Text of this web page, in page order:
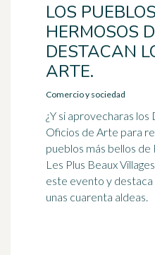
LOS
HERMOSOS
DESTACAN
ARTE.
Comercio y sociedad
¿Y si aprovecharas
Oficios de Arte para
pueblos más bellos de
Les Plus Beaux
este evento y
unas cuarenta aldeas.